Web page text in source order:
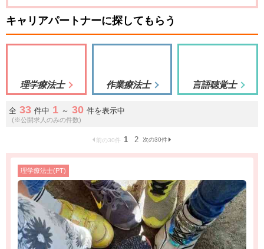
キャリアパートナーに探してもらう
理学療法士 作業療法士 言語聴覚士
全 33 件中 1 ～ 30 件を表示中
(※公開求人のみの件数)
前の30件 1 2 次の30件
理学療法士(PT)